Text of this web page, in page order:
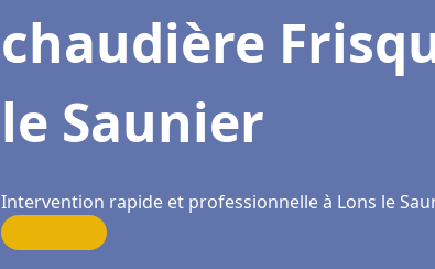
chaudière
le Saunier
Intervention rapide et professionnelle à Lons le